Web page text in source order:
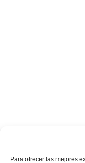
Para ofrecer las mejores